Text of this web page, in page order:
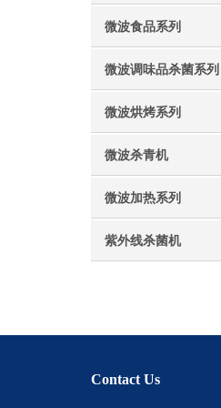
微波食品系列
微波调味品杀菌系列
微波烘烤系列
微波杀青机
微波加热系列
紫外线杀菌机
Contact Us